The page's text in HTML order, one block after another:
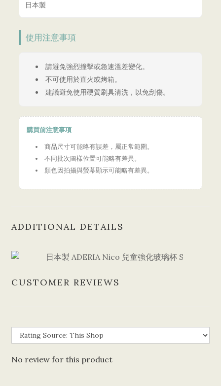
日本製
使用注意事項
請避免強烈撞擊或急速溫差變化。
不可使用於直火或烤箱。
建議避免使用硬質刷具清洗，以免刮傷。
購買前注意事項
商品尺寸可能略有誤差，屬正常範圍。
不同批次圖樣位置可能略有差異。
顏色因拍攝與螢幕顯示可能略有差異。
ADDITIONAL DETAILS
CUSTOMER REVIEWS
No review for this product